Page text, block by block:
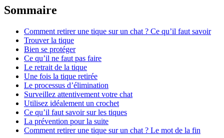
Sommaire
Comment retirer une tique sur un chat ? Ce qu’il faut savoir
Trouver la tique
Bien se protéger
Ce qu’il ne faut pas faire
Le retrait de la tique
Une fois la tique retirée
Le processus d’élimination
Surveillez attentivement votre chat
Utilisez idéalement un crochet
Ce qu’il faut savoir sur les tiques
La prévention pour la suite
Comment retirer une tique sur un chat ? Le mot de la fin